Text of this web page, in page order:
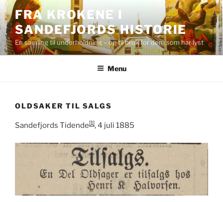
Skip
to
content
FRA KROKENE I
SANDEFJORDS HISTORIE
En samling til underholdning – og til bruk for dem som har lyst
Menu
OLDSAKER TIL SALGS
Sandefjords Tidende[1], 4 juli 1885